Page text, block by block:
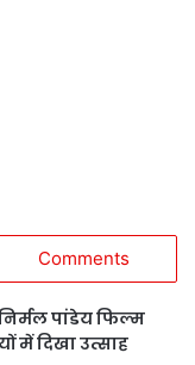
Comments
पांडेय फिल्म
में दिखा उत्साह